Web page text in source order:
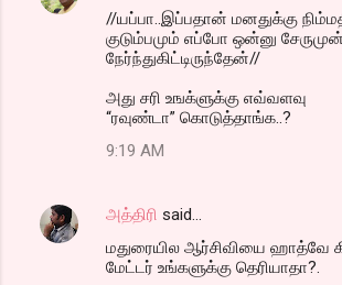
t
//யப்பா..இப்பதான் மனதுக்கு
குடும்பமும் எப்போ ஒன்னு
நேர்ந்துகிட்டிருந்தேன்//
அது சரி உஙக்ளுக்கு எவ்வளவு
“ரவுண்டா” கொடுத்தாங்க..?
9:19 AM
அத்திரி said…
மதுரையில ஆர்சிவியை ஹாத்வே
மேட்டர் உங்களுக்கு தெரியாதா?.